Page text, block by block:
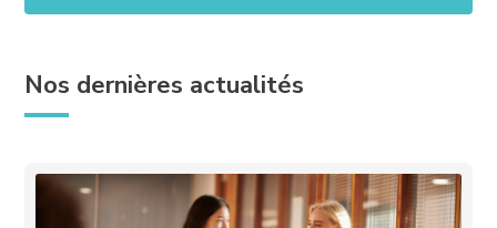
Nos dernières actualités